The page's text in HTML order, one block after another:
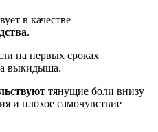
в качестве
.
на первых сроках
выкидыша.
тянущие боли внизу
и плохое самочувствие